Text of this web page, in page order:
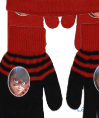
Εξαντλημένο